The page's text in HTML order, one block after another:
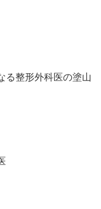
る整形外科医の塗山